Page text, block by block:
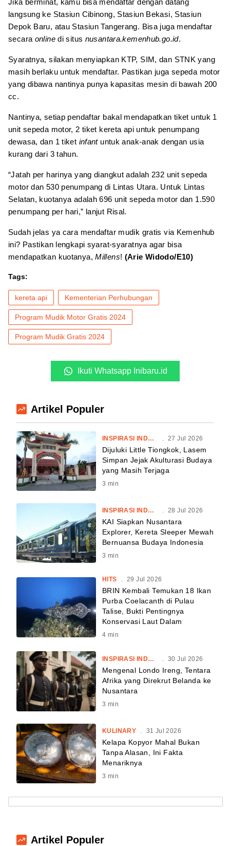
langsung ke Stasiun Cibinong, Stasiun Bekasi, Stasiun
Depok Baru, atau Stasiun Tangerang. Bisa juga mendaftar
secara onlinedi situs nusantara.kemenhub.go.id.
Syaratnya, silakan menyiapkan KTP, SIM, dan STNK yang
masih berlaku untuk mendaftar. Pastikan juga sepeda motor
yang dibawa nantinya punya kapasitas mesin di bawah 200
cc.
Nantinya, setiap pendaftar bakal mendapatkan tiket untuk 1
unit sepeda motor, 2 tiket kereta api untuk penumpang
dewasa, dan 1 tiket infantuntuk anak-anak dengan usia
kurang dari 3 tahun.
“Jatah per harinya yang diangkut adalah 232 unit sepeda
motor dan 530 penumpang di Lintas Utara. Untuk Lintas
Selatan, kuotanya adalah 696 unit sepeda motor dan 1.590
penumpang per hari,” lanjut Risal.
Sudah jelas ya cara mendaftar mudik gratis via Kemenhub
ini? Pastikan lengkapi syarat-syaratnya agar bisa
mendapatkan kuotanya,Millens! (Arie Widodo/E10)
Tags:
kereta api Kementerian Perhubungan
Program Mudik Motor Gratis 2024
Program Mudik Gratis 2024
Ikuti Whatsapp Inibaru.id
Artikel Populer
INSPIRASI INDONESIA . 27 Jul 2026
Dijuluki Little Tiongkok, Lasem
Simpan Jejak Akulturasi Budaya
yang Masih Terjaga
3 min
INSPIRASI INDONESIA . 28 Jul 2026
KAI Siapkan Nusantara
Explorer, Kereta Sleeper Mewah
Bernuansa Budaya Indonesia
3 min
HITS . 29 Jul 2026
BRIN Kembali Temukan 18 Ikan
Purba Coelacanth di Pulau
Talise, Bukti Pentingnya
Konservasi Laut Dalam
4 min
INSPIRASI INDONESIA 30 Jul 2026
Mengenal Londo Ireng, Tentara
Afrika yang Direkrut Belanda ke
Nusantara
3 min
KULINARY 31 Jul 2026
Kelapa Kopyor Mahal Bukan
Tanpa Alasan, Ini Fakta
Menariknya
3 min
Artikel Populer